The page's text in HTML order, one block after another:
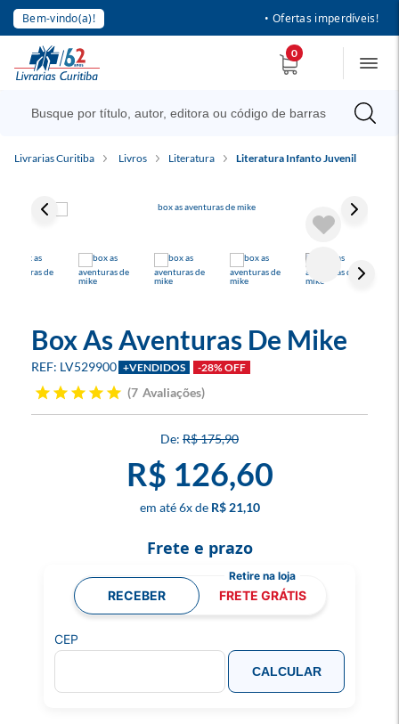
Bem-vindo(a)! • Ofertas imperdíveis!
0
Livrarias Curitiba Livros Literatura Literatura Infanto Juvenil
Box As Aventuras De Mike
LV529900 +VENDIDOS -28% OFF
7 Avaliações
R$ 175,90
R$ 126,60
6x R$ 21,10
Frete e prazo
RECEBER FRETE GRÁTIS
CEP
CALCULAR